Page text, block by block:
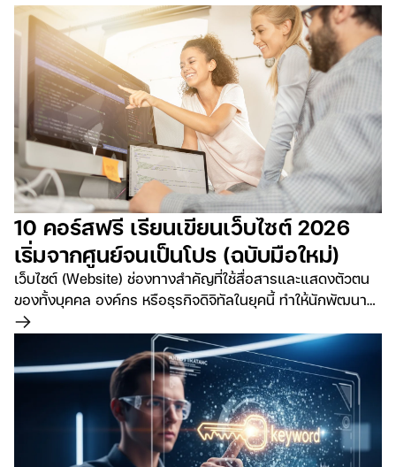
10 คอร์สฟรี เรียนเขียนเว็บไซต์ 2026
เริ่มจากศูนย์จนเป็นโปร (ฉบับมือใหม่)
เว็บไซต์ (Website) ช่องทางสำคัญที่ใช้สื่อสารและแสดงตัวตน
ของทั้งบุคคล องค์กร หรือธุรกิจดิจิทัลในยุคนี้ ทำให้นักพัฒนา
เว็บไซต์ หรือ Software Developer มีแนวโน้มเป็นที่ต้องการใน
ปี 2023 เพิ่มขึ้นถึง 15% จากปีก่อนหน้า และคาดว่าจะเพิ่มขึ้นอีก
ถึง 20% ในปี 2024 นี้ครับ
อ่านเพิ่มเติม